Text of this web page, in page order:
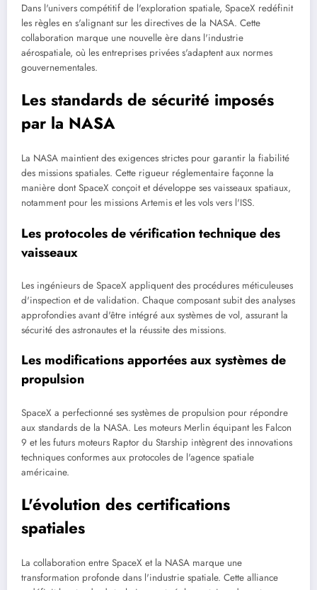
Dans l'univers compétitif de l'exploration spatiale, SpaceX redéfinit
les règles en s'alignant sur les directives de la NASA. Cette
collaboration marque une nouvelle ère dans l'industrie
aérospatiale, où les entreprises privées s'adaptent aux normes
gouvernementales.
Les standards de sécurité imposés
par la NASA
La NASA maintient des exigences strictes pour garantir la fiabilité
des missions spatiales. Cette rigueur réglementaire façonne la
manière dont SpaceX conçoit et développe ses vaisseaux spatiaux,
notamment pour les missions Artemis et les vols vers l'ISS.
Les protocoles de vérification technique des
vaisseaux
Les ingénieurs de SpaceX appliquent des procédures méticuleuses
d'inspection et de validation. Chaque composant subit des analyses
approfondies avant d'être intégré aux systèmes de vol, assurant la
sécurité des astronautes et la réussite des missions.
Les modifications apportées aux systèmes de
propulsion
SpaceX a perfectionné ses systèmes de propulsion pour répondre
aux standards de la NASA. Les moteurs Merlin équipant les Falcon
9 et les futurs moteurs Raptor du Starship intègrent des innovations
techniques conformes aux protocoles de l'agence spatiale
américaine.
L'évolution des certifications
spatiales
La collaboration entre SpaceX et la NASA marque une
transformation profonde dans l'industrie spatiale. Cette alliance